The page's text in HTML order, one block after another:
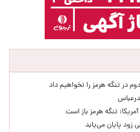
در تنگه هرمز را نخواهیم داد
تنگه هرمز باز است
زود پایان می‌یابد